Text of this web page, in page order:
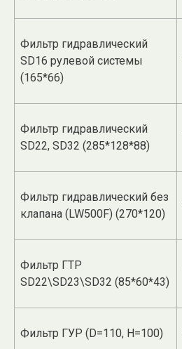
Фильтр гидравлический
SD16 рулевой системы
(165*66)
Фильтр гидравлический
SD22, SD32 (285*128*88)
Фильтр гидравлический без
клапана (LW500F) (270*120)
Фильтр ГТР
SD22\SD23\SD32 (85*60*43)
Фильтр ГУР (D=110, H=100)